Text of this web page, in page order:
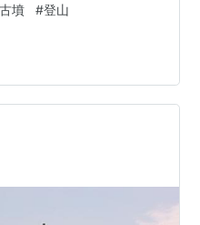
岡駅 定期的に歩いてい
ースと神津嶽ハイキング
い山では、人の手が入り
るので、常に最近の写真
のだ。 石切駅を出て、大
の向こう…
古墳 #登山